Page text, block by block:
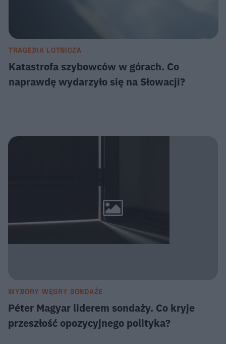
TRAGEDIA LOTNICZA
Katastrofa szybowców w górach. Co
naprawdę wydarzyło się na Słowacji?
WYBORY WĘGRY SONDAŻE
Péter Magyar liderem sondaży. Co kryje
przeszłość opozycyjnego polityka?